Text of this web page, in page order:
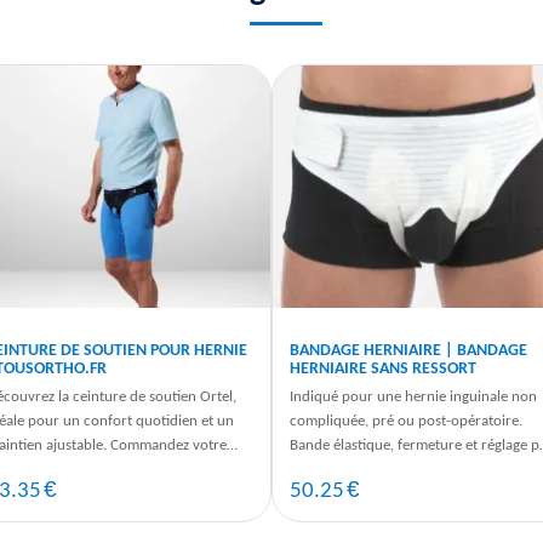
DE SOUTIEN POUR HERNIE
la ceinture de soutien Ortel,
pour un confort quotidien et un
ajustable. Commandez votre
€
BANDAGE HERNIAIRE | BANDAGE
HERNIAIRE SANS RESSORT
Indiqué pour une hernie inguinale non
compliquée, pré ou post-opératoire.
Bande élastique, fermeture et réglage
50.25€